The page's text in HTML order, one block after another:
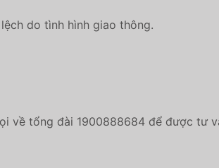
do tình hình giao thông.
về tổng đài 1900888684 để được tư